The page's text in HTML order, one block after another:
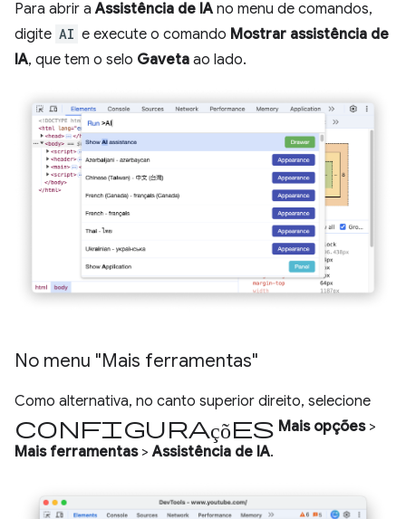
Para abrir aAssistência de IA no menu de comandos,
digite AI e execute o comando Mostrar assistência de
IA, que tem o selo Gaveta ao lado.
No menu "Mais ferramentas"
Como alternativa, no canto superior direito, selecione
Configurações Mais opções>
Mais ferramentas>Assistência de IA.